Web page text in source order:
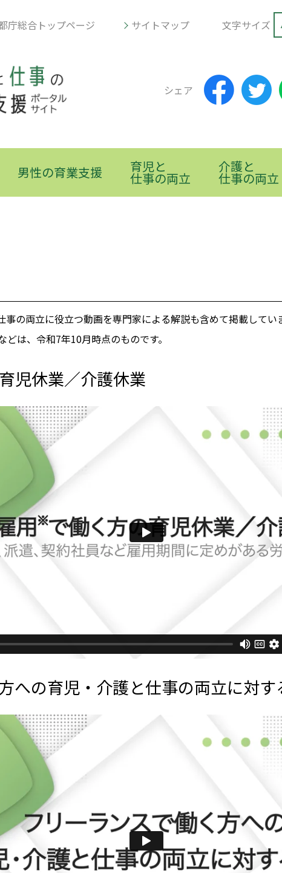
庁総合トップページ サイトマップ 文字サイズ
シェア
男性の育業支援 育児と
仕事の両立
介護と
仕事の両立
の両立に役立つ動画を専門家による解説も含めて掲載してい
は、令和7年10月時点のものです。
児休業／介護休業
への育児・介護と仕事の両立に対す